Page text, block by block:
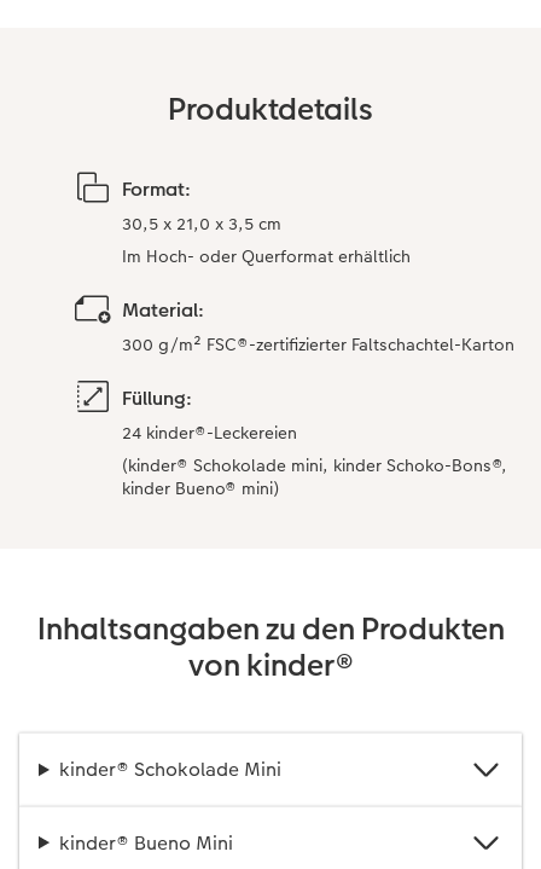
Inspiration
Neuheiten
Neuheiten
Produktdetails
Format:
30,5 x 21,0 x 3,5 cm
Im Hoch- oder Querformat erhältlich
Material:
300 g/m² FSC®-zertifizierter Faltschachtel-Karton
Füllung:
24 kinder®-Leckereien
(kinder® Schokolade mini, kinder Schoko-Bons®,
kinder Bueno® mini)
Inhaltsangaben zu den Produkten
von kinder®
kinder® Schokolade Mini
kinder® Bueno Mini